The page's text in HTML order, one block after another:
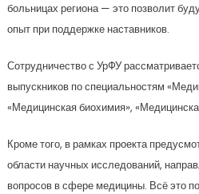
больницах региона — это позволит
опыт при поддержке наставников.
Сотрудничество с УрФУ
выпускников по специальностям
«Медицинская биохимия»,
Кроме того, в рамках проекта
области научных исследований,
вопросов в сфере медицины. Всё это